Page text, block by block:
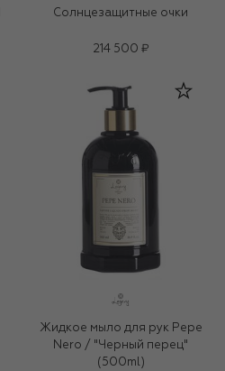
Солнцезащитные очки
214 500 ₽
Жидкое мыло для рук Pepe
Nero / "Черный перец"
(500ml)